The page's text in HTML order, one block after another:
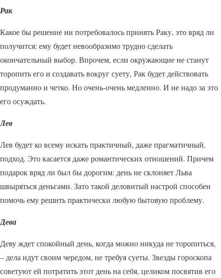
Рак
Какое бы решение ни потребовалось принять Раку, это вряд ли
получится: ему будет невообразимо трудно сделать
окончательный выбор. Впрочем, если окружающие не станут
торопить его и создавать вокруг суету, Рак будет действовать
продуманно и четко. Но очень-очень медленно. И не надо за это
его осуждать.
Лев
Лев будет ко всему искать практичный, даже прагматичный,
подход. Это касается даже романтических отношений. Причем
подарок вряд ли был бы дорогим: день не склоняет Льва
швыряться деньгами. Зато такой деловитый настрой способен
помочь ему решить практически любую бытовую проблему.
Дева
Деву ждет спокойный день, когда можно никуда не торопиться,
– дела идут своим чередом, не требуя суеты. Звезды гороскопа
советуют ей потратить этот день на себя, целиком посвятив его